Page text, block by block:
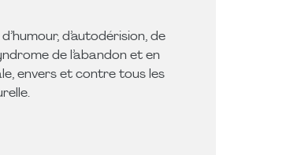
d’autodérision, de
de l’abandon et en
envers et contre tous les